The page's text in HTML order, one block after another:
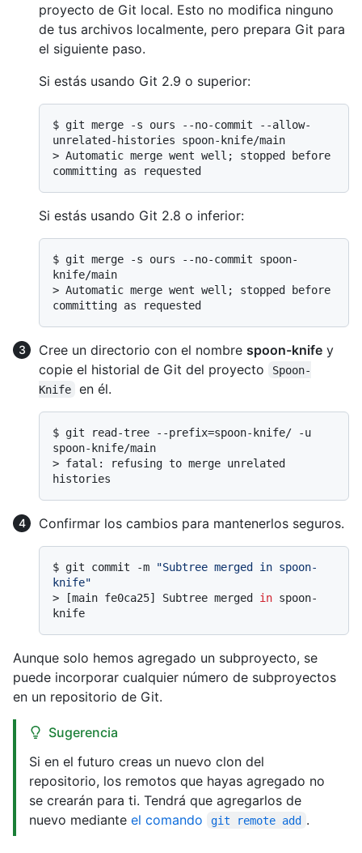
proyecto de Git local. Esto no modifica ninguno
de tus archivos localmente, pero prepara Git para
el siguiente paso.
Si estás usando Git 2.9 o superior:
$ git merge -s ours --no-commit --allow-
unrelated-histories spoon-knife/main
> Automatic merge went well; stopped before
committing as requested
Si estás usando Git 2.8 o inferior:
$ git merge -s ours --no-commit spoon-
knife/main
> Automatic merge went well; stopped before
committing as requested
Cree un directorio con el nombre spoon-knife y
copie el historial de Git del proyecto
Spoon-
Knife
en él.
$ git read-tree --prefix=spoon-knife/ -u
spoon-knife/main
> fatal: refusing to merge unrelated
histories
Confirmar los cambios para mantenerlos seguros.
$ git commit -m
"Subtree merged in spoon-
knife"
>
[main fe0ca25] Subtree merged in spoon-
knife
Aunque solo hemos agregado un subproyecto, se
puede incorporar cualquier número de subproyectos
en un repositorio de Git.
Sugerencia
Si en el futuro creas un nuevo clon del
repositorio, los remotos que hayas agregado no
se crearán para ti. Tendrá que agregarlos de
nuevo mediante el comando git remote add .